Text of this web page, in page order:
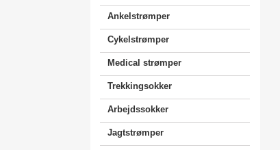
Ankelstrømper
Cykelstrømper
Medical strømper
Trekkingsokker
Arbejdssokker
Jagtstrømper